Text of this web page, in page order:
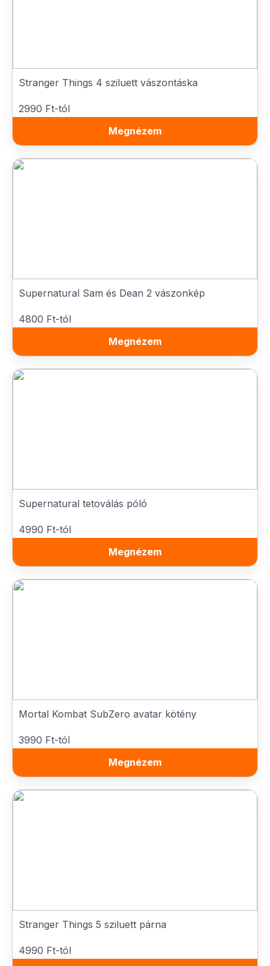
Stranger Things 4 sziluett vászontáska
2990 Ft-tól
Megnézem
Supernatural Sam és Dean 2 vászonkép
4800 Ft-tól
Megnézem
Supernatural tetoválás póló
4990 Ft-tól
Megnézem
Mortal Kombat SubZero avatar kötény
3990 Ft-tól
Megnézem
Stranger Things 5 sziluett párna
4990 Ft-tól